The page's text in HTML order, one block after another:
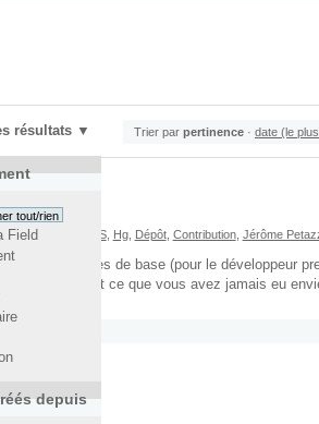
résultats
tout/rien
Field
depuis
Trier par pertinence · date (le
,Tutoriel CVS, Hg, Dépôt, Contribution, Jérôme
commandes de base (pour le développeur
tags...). Tout ce que vous avez jamais eu